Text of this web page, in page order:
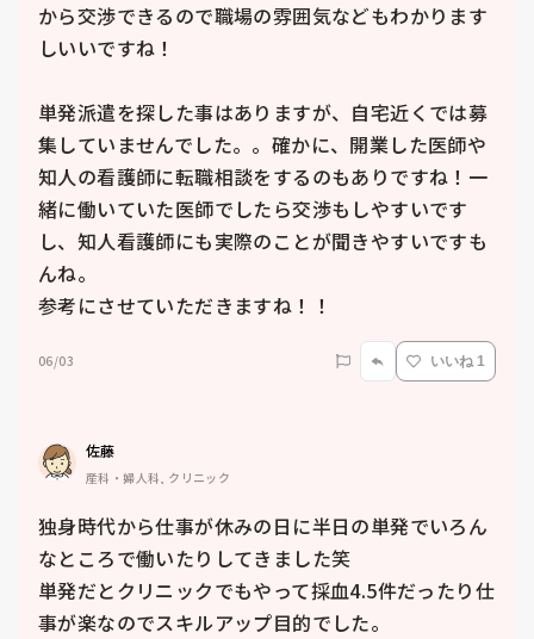
から交渉できるので職場の雰囲気などもわかります
しいいですね！
単発派遣を探した事はありますが、自宅近くでは募
集していませんでした。。確かに、開業した医師や
知人の看護師に転職相談をするのもありですね！一
緒に働いていた医師でしたら交渉もしやすいです
し、知人看護師にも実際のことが聞きやすいですも
んね。
参考にさせていただきますね！！
06/03 いいね 1
佐藤
産科・婦人科, クリニック
独身時代から仕事が休みの日に半日の単発でいろん
なところで働いたりしてきました笑
単発だとクリニックでもやって採血4.5件だったり仕
事が楽なのでスキルアップ目的でした。